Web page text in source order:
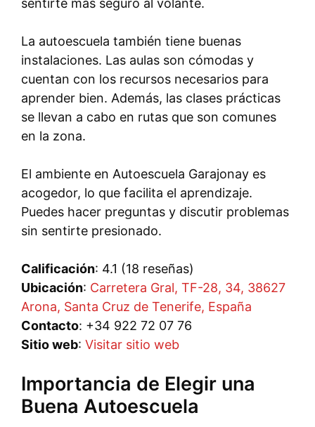
La autoescuela también tiene buenas
instalaciones. Las aulas son cómodas y
cuentan con los recursos necesarios para
aprender bien. Además, las clases prácticas
se llevan a cabo en rutas que son comunes
en la zona.
El ambiente en Autoescuela Garajonay es
acogedor, lo que facilita el aprendizaje.
Puedes hacer preguntas y discutir problemas
sin sentirte presionado.
Calificación: 4.1 (18 reseñas)
Ubicación: Carretera Gral, TF-28, 34, 38627
Arona, Santa Cruz de Tenerife, España
Contacto: +34 922 72 07 76
Sitio web: Visitar sitio web
Importancia de Elegir una
Buena Autoescuela